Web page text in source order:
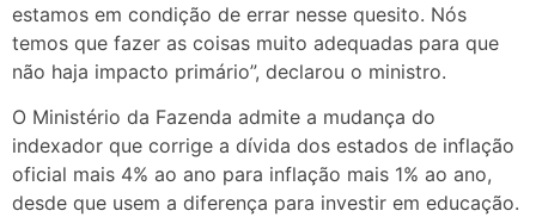
estamos em condição de errar nesse quesito. Nós
temos que fazer as coisas muito adequadas para que
não haja impacto primário”, declarou o ministro.
O Ministério da Fazenda admite a mudança do
indexador que corrige a dívida dos estados de inflação
oficial mais 4% ao ano para inflação mais 1% ao ano,
desde que usem a diferença para investir em educação.